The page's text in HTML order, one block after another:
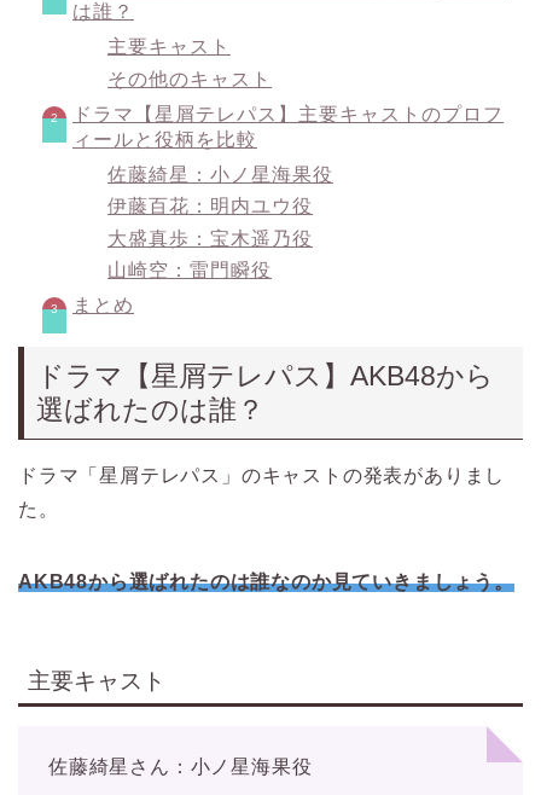
は誰？
主要キャスト
その他のキャスト
ドラマ【星屑テレパス】主要キャストのプロフ
ィールと役柄を比較
佐藤綺星：小ノ星海果役
伊藤百花：明内ユウ役
大盛真歩：宝木遥乃役
山崎空：雷門瞬役
まとめ
ドラマ【星屑テレパス】AKB48から
選ばれたのは誰？
ドラマ「星屑テレパス」のキャストの発表がありまし
た。
AKB48から選ばれたのは誰なのか見ていきましょう。
主要キャスト
佐藤綺星さん：小ノ星海果役